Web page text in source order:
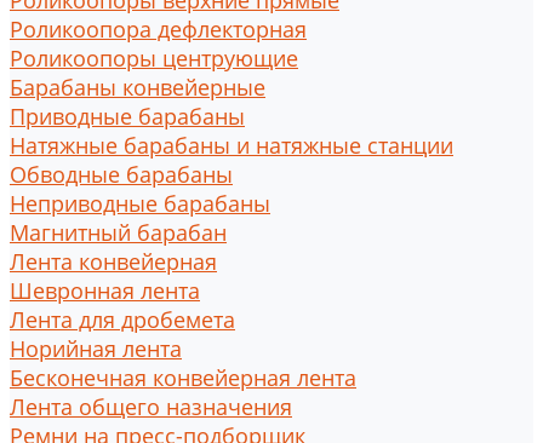
Роликоопора дефлекторная
Роликоопоры центрующие
Барабаны конвейерные
Приводные барабаны
Натяжные барабаны и натяжные станции
Обводные барабаны
Неприводные барабаны
Магнитный барабан
Лента конвейерная
Шевронная лента
Лента для дробемета
Норийная лента
Бесконечная конвейерная лента
Лента общего назначения
Ремни на пресс-подборщик